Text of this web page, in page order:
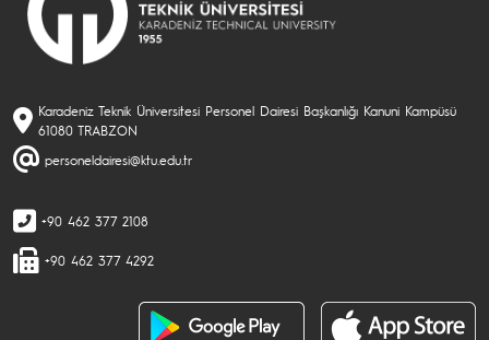
Karadeniz Teknik Üniversitesi Personel Dairesi Başkanlığı Kanuni Kampüsü
61080 TRABZON
personeldairesi@ktu.edu.tr
+90 462 377 2108
+90 462 377 4292